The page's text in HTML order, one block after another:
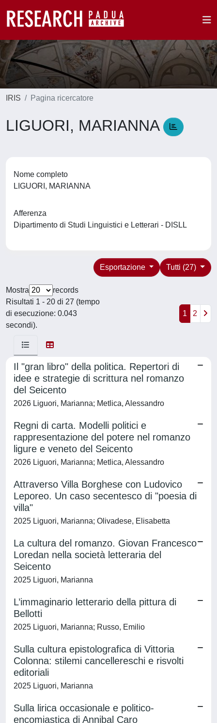
IRIS Pagina ricercatore
LIGUORI, MARIANNA
Nome completo
LIGUORI, MARIANNA
Afferenza
Dipartimento di Studi Linguistici e Letterari - DISLL
Tutti (27)
Esportazione
Mostra
records
Risultati 1 - 20 di 27 (tempo
di esecuzione: 0.043
secondi).
1 2
Il "gran libro" della politica. Repertori di
idee e strategie di scrittura nel romanzo
del Seicento
2026 Liguori, Marianna; Metlica, Alessandro
Regni di carta. Modelli politici e
rappresentazione del potere nel romanzo
ligure e veneto del Seicento
2026 Liguori, Marianna; Metlica, Alessandro
Attraverso Villa Borghese con Ludovico
Leporeo. Un caso secentesco di "poesia di
villa"
2025 Liguori, Marianna; Olivadese, Elisabetta
La cultura del romanzo. Giovan Francesco
Loredan nella società letteraria del
Seicento
2025 Liguori, Marianna
L’immaginario letterario della pittura di
Bellotti
2025 Liguori, Marianna; Russo, Emilio
Sulla cultura epistolografica di Vittoria
Colonna: stilemi cancellereschi e risvolti
editoriali
2025 Liguori, Marianna
Sulla lirica occasionale e politico-
encomiastica di Annibal Caro